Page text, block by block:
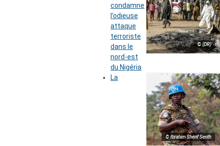
© (DR)
condamne
l’odieuse
attaque
terroriste
dans le
nord-est
du Nigéria
© Ibrahim Shérif Senth
La